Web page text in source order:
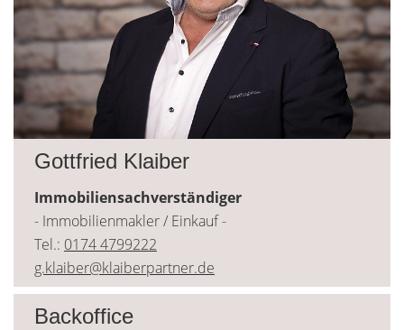
Gottfried Klaiber
Immobiliensachverständiger
- Immobilienmakler / Einkauf -
Tel.: 0174 4799222
g.klaiber@klaiberpartner.de
Backoffice